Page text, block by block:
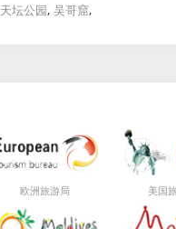
天坛公园, 吴哥窟,
欧洲旅游局 美国